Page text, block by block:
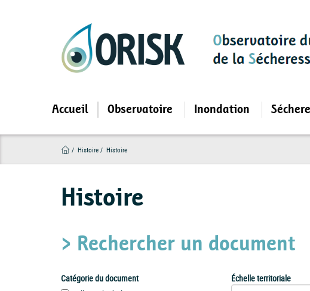
Accueil Observatoire Inondation
Histoire Histoire
Histoire
> Rechercher un document
Catégorie du document
Échelle territoriale